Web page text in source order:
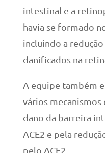
intestinal e a
havia se formado
incluindo a
danificados na
A equipe também
vários
dano da barreira
ACE2 e pela
pelo ACE2.